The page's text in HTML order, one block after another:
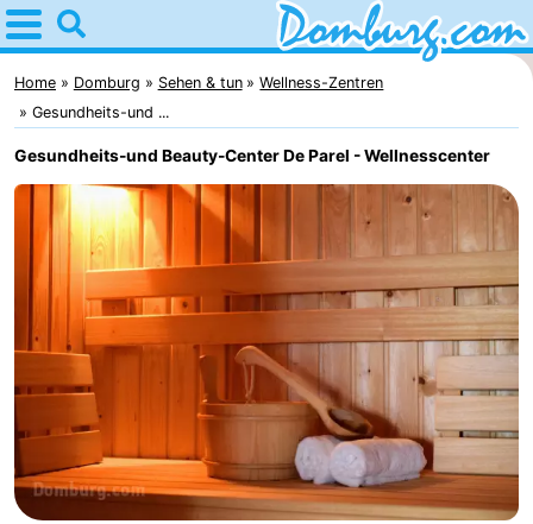
Home
Domburg
Tipps
Für
kindern
Webcam
Webcam
Webcam
Strand
Übernachten
Appartements
-
Home Domburg Sehen & tun
Wellness-Zentren
Gesundheits-und ...
Gesundheits-und Beauty-Center De Parel - Wellnesscenter